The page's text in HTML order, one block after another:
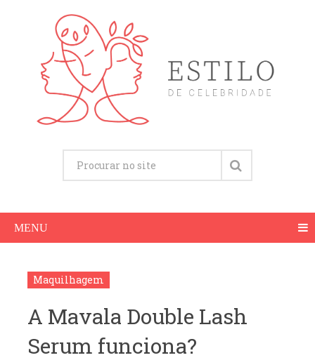
MENU
Maquilhagem
A Mavala Double Lash
Serum funciona?